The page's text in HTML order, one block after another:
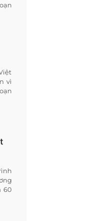
vì
60